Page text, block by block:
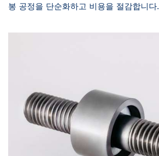
봉 공정을 단순화하고 비용을 절감합니다.